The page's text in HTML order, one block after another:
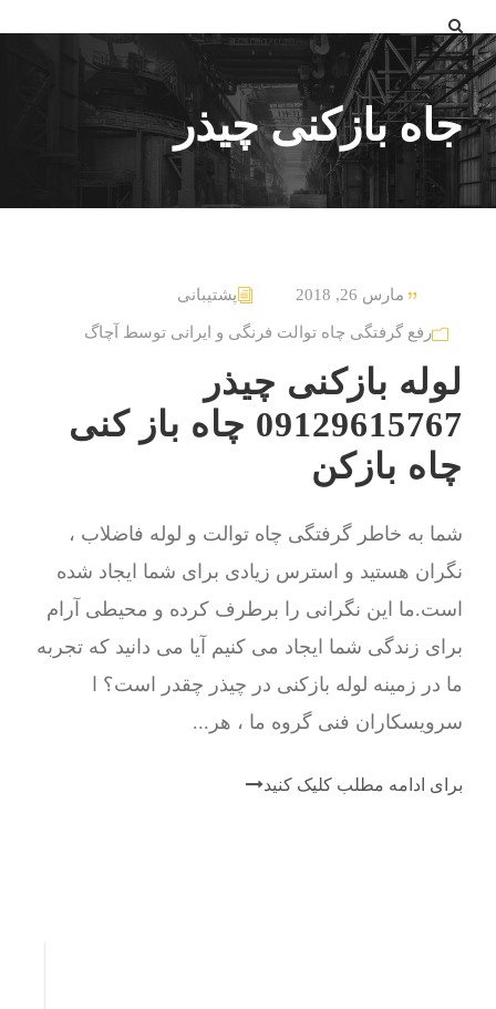
جاه بازکنی چیذر
مارس 26, 2018 پشتیبانی
رفع گرفتگی چاه توالت فرنگی و ایرانی توسط آچاگ
لوله بازکنی چیذر
09129615767 چاه باز کنی
چاه بازکن
شما به خاطر گرفتگی چاه توالت و لوله فاضلاب ،
نگران هستید و استرس زیادی برای شما ایجاد شده
است.ما این نگرانی را برطرف کرده و محیطی آرام
برای زندگی شما ایجاد می کنیم آیا می دانید که تجربه
ما در زمینه لوله بازکنی در چیذر چقدر است؟ ا
سرویسکاران فنی گروه ما ، هر...
برای ادامه مطلب کلیک کنید